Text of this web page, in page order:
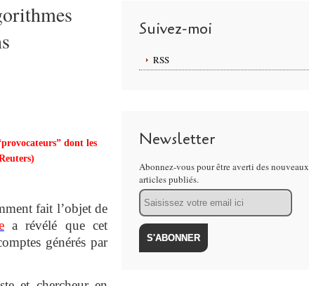
dont les
fait l’objet de
a révélé que cet
générés par
Suivez-moi
RSS
Newsletter
Abonnez-vous pour être averti des nouveaux
articles publiés.
Email